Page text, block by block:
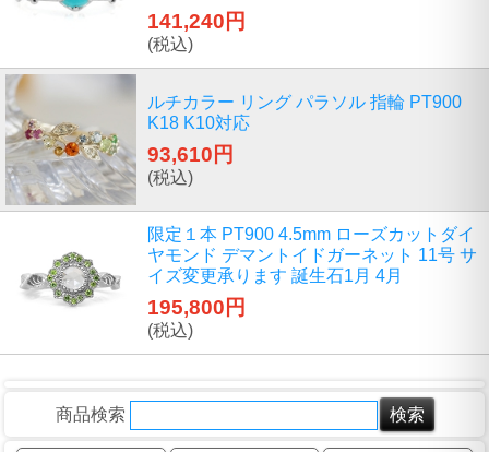
141,240円
(税込)
ルチカラー リング パラソル 指輪 PT900
K18 K10対応
93,610円
(税込)
限定１本 PT900 4.5mm ローズカットダイ
ヤモンド デマントイドガーネット 11号 サ
イズ変更承ります 誕生石1月 4月
195,800円
(税込)
商品検索